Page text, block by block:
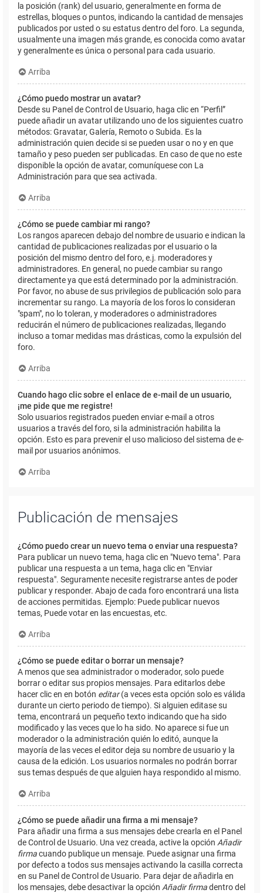
la posición (rank) del usuario, generalmente en forma de
estrellas, bloques o puntos, indicando la cantidad de mensajes
publicados por usted o su estatus dentro del foro. La segunda,
usualmente una imagen más grande, es conocida como avatar
y generalmente es única o personal para cada usuario.
Arriba
¿Cómo puedo mostrar un avatar?
Desde su Panel de Control de Usuario, haga clic en “Perfil”
puede añadir un avatar utilizando uno de los siguientes cuatro
métodos: Gravatar, Galería, Remoto o Subida. Es la
administración quien decide si se pueden usar o no y en que
tamaño y peso pueden ser publicadas. En caso de que no este
disponible la opción de avatar, comuníquese con La
Administración para que sea activada.
Arriba
¿Cómo se puede cambiar mi rango?
Los rangos aparecen debajo del nombre de usuario e indican la
cantidad de publicaciones realizadas por el usuario o la
posición del mismo dentro del foro, e.j. moderadores y
administradores. En general, no puede cambiar su rango
directamente ya que está determinado por la administración.
Por favor, no abuse de sus privilegios de publicación solo para
incrementar su rango. La mayoría de los foros lo consideran
"spam", no lo toleran, y moderadores o administradores
reducirán el número de publicaciones realizadas, llegando
incluso a tomar medidas mas drásticas, como la expulsión del
foro.
Arriba
Cuando hago clic sobre el enlace de e-mail de un usuario,
¡me pide que me registre!
Solo usuarios registrados pueden enviar e-mail a otros
usuarios a través del foro, si la administración habilita la
opción. Esto es para prevenir el uso malicioso del sistema de e-
mail por usuarios anónimos.
Arriba
Publicación de mensajes
¿Cómo puedo crear un nuevo tema o enviar una respuesta?
Para publicar un nuevo tema, haga clic en "Nuevo tema". Para
publicar una respuesta a un tema, haga clic en "Enviar
respuesta". Seguramente necesite registrarse antes de poder
publicar y responder. Abajo de cada foro encontrará una lista
de acciones permitidas. Ejemplo: Puede publicar nuevos
temas, Puede votar en las encuestas, etc.
Arriba
¿Cómo se puede editar o borrar un mensaje?
A menos que sea administrador o moderador, solo puede
borrar o editar sus propios mensajes. Para editarlos debe
hacer clic en en botón editar(a veces esta opción solo es válida
durante un cierto periodo de tiempo). Si alguien editase su
tema, encontrará un pequeño texto indicando que ha sido
modificado y las veces que lo ha sido. No aparece si fue un
moderador o la administración quién lo editó, aunque la
mayoría de las veces el editor deja su nombre de usuario y la
causa de la edición. Los usuarios normales no podrán borrar
sus temas después de que alguien haya respondido al mismo.
Arriba
¿Cómo se puede añadir una firma a mi mensaje?
Para añadir una firma a sus mensajes debe crearla en el Panel
de Control de Usuario. Una vez creada, active la opción Añadir
firmacuando publique un mensaje. Puede asignar una firma
por defecto a todos sus mensajes activando la casilla correcta
en su Panel de Control de Usuario. Para dejar de añadirla en
los mensajes, debe desactivar la opción Añadir firmadentro del